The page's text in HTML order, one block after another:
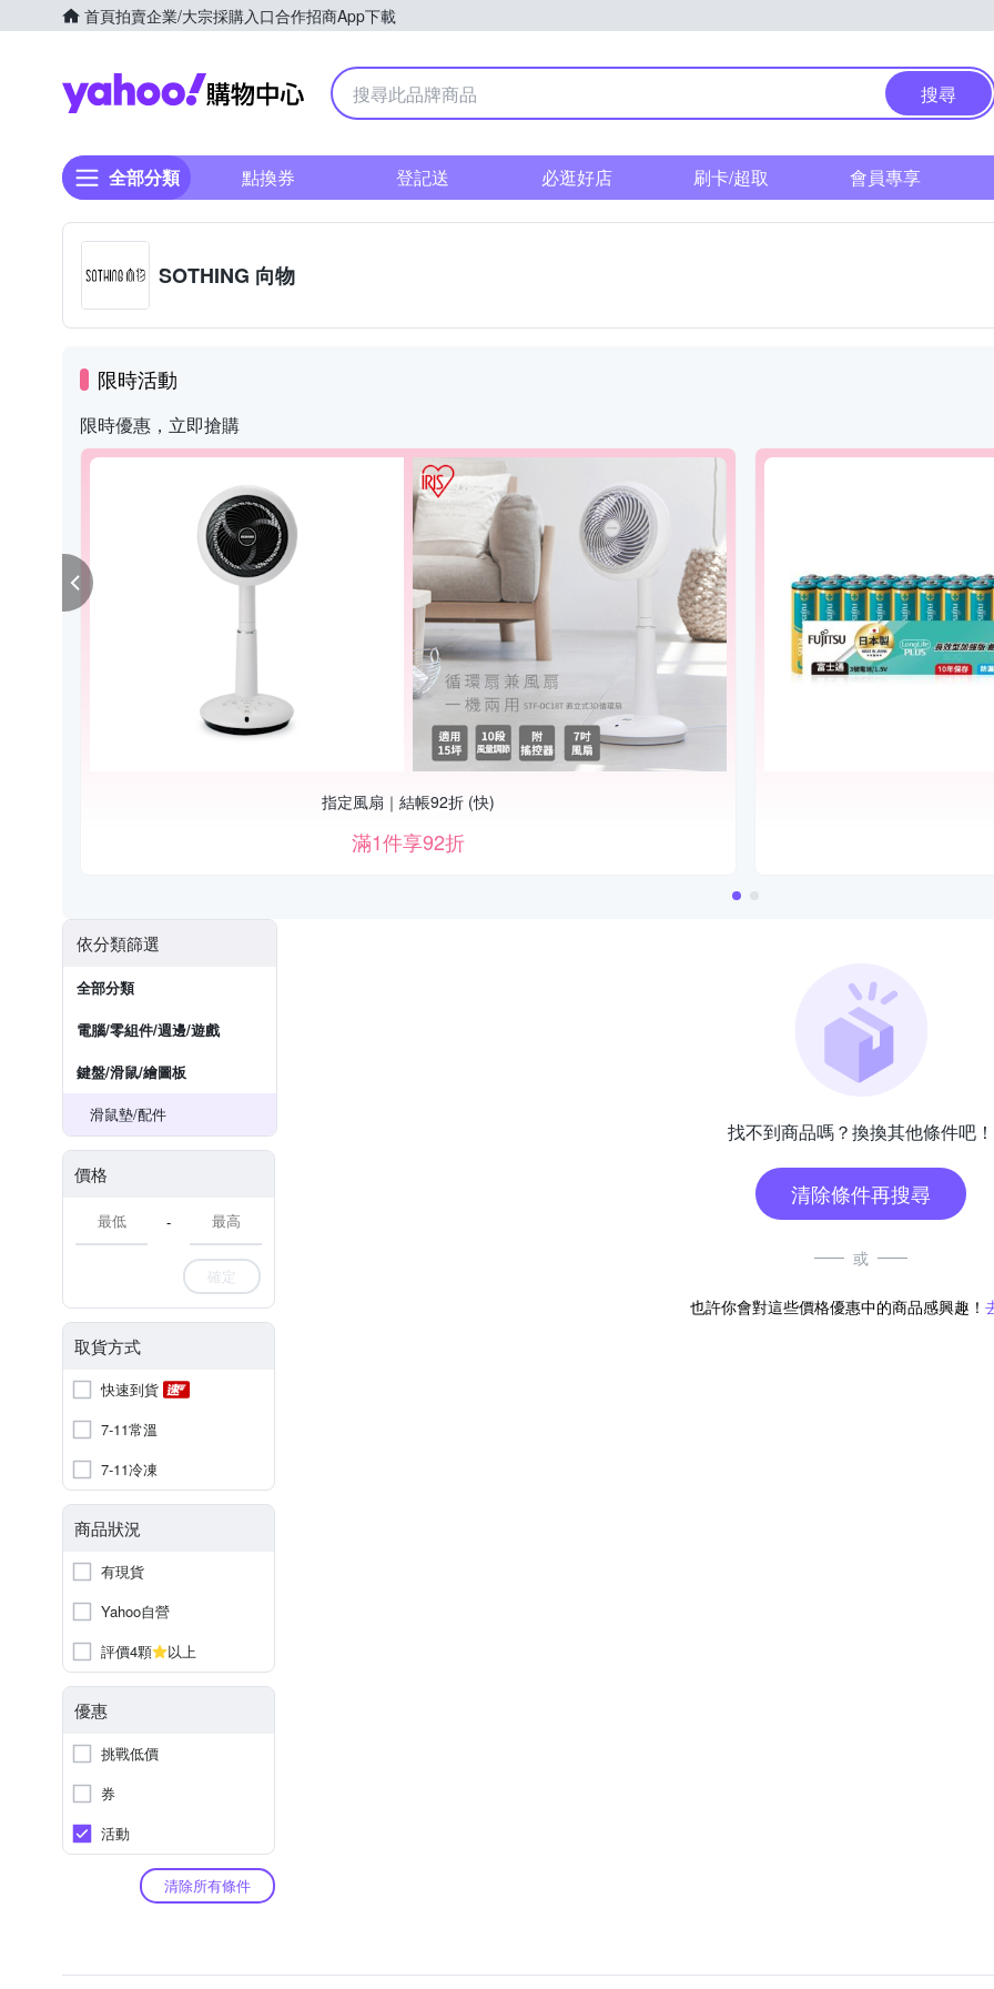
首頁拍賣企業/大宗採購入口合作招商App下載
Yahoo購物中心
搜尋
全部分類 點換券 登記送 必逛好店 刷卡/超取 會員專享
SOTHING 向物
限時活動
限時優惠，立即搶購
指定風扇｜結帳92折 (快)
滿1件享92折
依分類篩選
全部分類
電腦/零組件/週邊/遊戲
鍵盤/滑鼠/繪圖板
滑鼠墊/配件
價格
-
確定
取貨方式
快速到貨
7-11常溫
7-11冷凍
商品狀況
有現貨
Yahoo自營
評價4顆
以上
優惠
挑戰低價
券
活動
清除所有條件
找不到商品嗎？換換其他條件吧！
清除條件再搜尋
或
也許你會對這些價格優惠中的商品感興趣！